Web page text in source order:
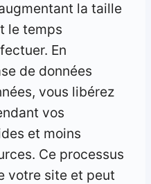
la taille
le temps
En
de données
vous libérez
vos
et moins
Ce processus
votre site et peut